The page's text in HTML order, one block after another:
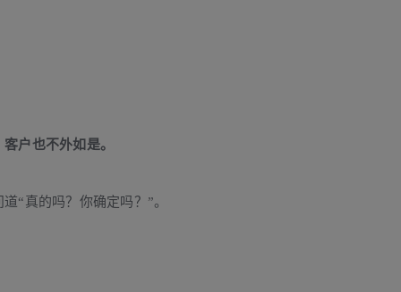
户也不外如是。
“真的吗？你确定吗？”。